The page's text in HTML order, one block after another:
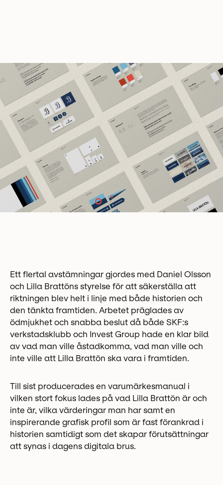
Ett flertal avstämningar gjordes med Daniel Olsson
och Lilla Brattöns styrelse för att säkerställa att
riktningen blev helt i linje med både historien och
den tänkta framtiden. Arbetet präglades av
ödmjukhet och snabba beslut då både SKF:s
verkstadsklubb och Invest Group hade en klar bild
av vad man ville åstadkomma, vad man ville och
inte ville att Lilla Brattön ska vara i framtiden.
Till sist producerades en varumärkesmanual i
vilken stort fokus lades på vad Lilla Brattön är och
inte är, vilka värderingar man har samt en
inspirerande grafisk profil som är fast förankrad i
historien samtidigt som det skapar förutsättningar
att synas i dagens digitala brus.